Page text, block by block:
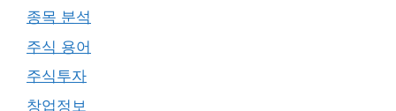
종목 분석
주식 용어
주식투자
창업정보